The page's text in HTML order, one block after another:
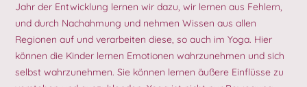
Jahr der Entwicklung lernen wir dazu, wir lernen aus Fehlern,
und durch Nachahmung und nehmen Wissen aus allen
Regionen auf und verarbeiten diese, so auch im Yoga. Hier
können die Kinder lernen Emotionen wahrzunehmen und sich
selbst wahrzunehmen. Sie können lernen äußere Einflüsse zu